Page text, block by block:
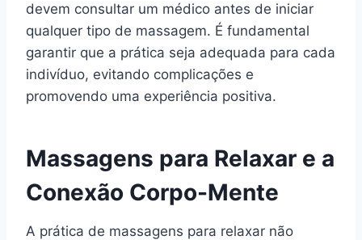
devem consultar um médico antes de iniciar
qualquer tipo de massagem. É fundamental
garantir que a prática seja adequada para cada
indivíduo, evitando complicações e
promovendo uma experiência positiva.
Massagens para Relaxar e a
Conexão Corpo-Mente
A prática de massagens para relaxar não